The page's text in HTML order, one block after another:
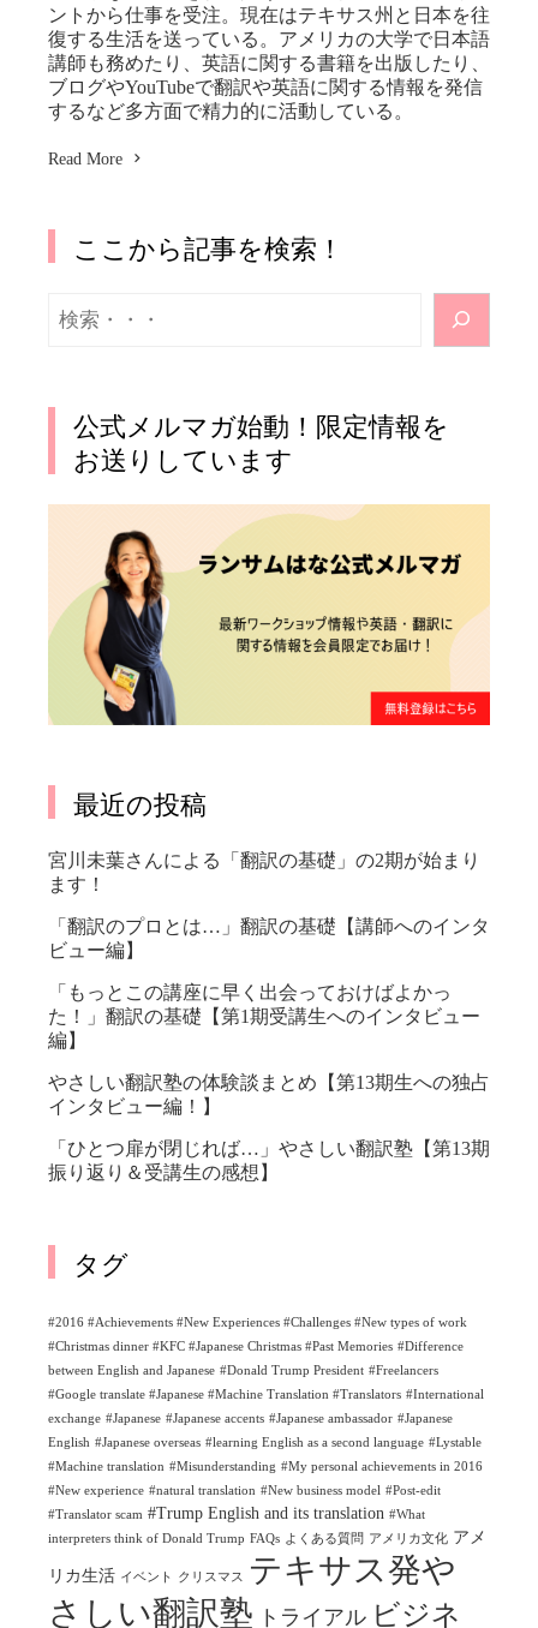
ントから仕事を受注。現在はテキサス州と日本を往
復する生活を送っている。アメリカの大学で日本語
講師も務めたり、英語に関する書籍を出版したり、
ブログやYouTubeで翻訳や英語に関する情報を発信
するなど多方面で精力的に活動している。
Read More
ここから記事を検索！
索
公式メルマガ始動！限定情報を
お送りしています
最近の投稿
宮川未葉さんによる「翻訳の基礎」の2期が始まり
ます！
「翻訳のプロとは…」翻訳の基礎【講師へのインタ
ビュー編】
「もっとこの講座に早く出会っておけばよかっ
た！」翻訳の基礎【第1期受講生へのインタビュー
編】
やさしい翻訳塾の体験談まとめ【第13期生への独占
インタビュー編！】
「ひとつ扉が閉じれば…」やさしい翻訳塾【第13期
振り返り＆受講生の感想】
タグ
#2016 #Achievements #New Experiences #Challenges #New types of work
#Christmas dinner #KFC #Japanese Christmas #Past Memories #Difference
between English and Japanese #Donald Trump President #Freelancers
#Google translate #Japanese #Machine Translation #Translators #International
exchange #Japanese #Japanese accents #Japanese ambassador #Japanese
English #Japanese overseas #learning English as a second language #Lystable
#Machine translation #Misunderstanding #My personal achievements in 2016
#New experience #natural translation #New business model #Post-edit
#Translator scam #Trump English and its translation #What
interpreters think of Donald Trump FAQs よくある質問 アメリカ文化 アメ
リカ生活 イベント クリスマス
テキサス発や
さしい翻訳塾 トライアル ビジネ